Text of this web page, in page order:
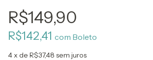
R$149,90
R$142,41 com Boleto
4x de R$37,48 sem juros